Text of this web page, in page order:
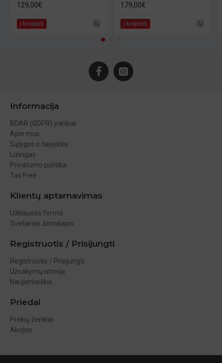
129,00€
Į krepšelį
179,00€
Į krepšelį
Informacija
BDAR (GDPR) įrankiai
Apie mus
Sąlygos ir taisyklės
Lizingas
Privatumo politika
Tax Free
Klientų aptarnavimas
Užklausos forma
Svetainės žemėlapis
Registruotis / Prisijungti
Registruotis / Prisijungti
Užsakymų istorija
Naujienlaiškis
Priedai
Prekių ženklai
Akcijos